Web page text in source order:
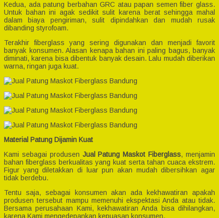
Kedua, ada patung berbahan GRC atau papan semen fiber glass.
Untuk bahan ini agak sedikit sulit karena berat sehingga mahal
dalam biaya pengiriman, sulit dipindahkan dan mudah rusak
dibanding styrofoam.
Terakhir fiberglass yang sering digunakan dan menjadi favorit
banyak konsumen. Alasan kenapa bahan ini paling bagus, banyak
diminati, karena bisa dibentuk banyak desain. Lalu mudah diberikan
warna, ringan juga kuat.
Material Patung Dijamin Kuat
Kami sebagai produsen Jual Patung Maskot Fiberglass, menjamin
bahan fiberglass berkualitas yang kuat serta tahan cuaca ekstrem.
Figur yang diletakkan di luar pun akan mudah dibersihkan agar
tidak berdebu.
Tentu saja, sebagai konsumen akan ada kekhawatiran apakah
produsen tersebut mampu memenuhi ekspektasi Anda atau tidak.
Bersama perusahaan Kami, kekhawatiran Anda bisa dihilangkan,
karena Kami mengedepankan kepuasan konsumen.